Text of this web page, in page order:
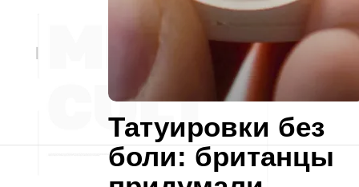
Татуировки без
боли: британцы